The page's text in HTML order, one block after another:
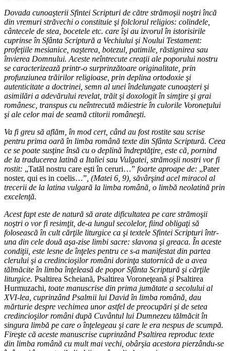
Dovada cunoaşterii Sfintei Scripturi de către strămoşii noştri încă
din vremuri străvechi o constituie şi folclorul religios: colindele,
cântecele de stea, bocetele etc. care îşi au izvorul în istorisirile
cuprinse în Sfânta Scriptură a Vechiului şi Noului Testament:
profeţiile mesianice, naşterea, botezul, patimile, răstignirea sau
învierea Domnului. Aceste neîntrecute creaţii ale poporului nostru
se caracterizează printr-o surprinzătoare originalitate, prin
profunziunea trăirilor religioase, prin deplina ortodoxie şi
autenticitate a doctrinei, semn al unei îndelungate cunoaşteri şi
asimilări a adevărului revelat, trăit şi doxologit în simţire şi grai
românesc, transpus cu neîntrecută măiestrie în culorile Voroneţului
şi ale celor mai de seamă ctitorii româneşti.
Va fi greu să aflăm, în mod cert, când au fost rostite sau scrise
pentru prima oară în limba română texte din Sfânta Scriptură. Ceea
ce se poate susţine însă cu o deplină îndreptăţire, este că, pornind
de la traducerea latină a Italiei sau Vulgatei, strămoşii nostri vor fi
rostit: „Tatăl nostru care eşti în ceruri…” foarte aproape de: „Pater
noster, qui es in coelis…” , (Matei 6, 9), săvârşind acel miracol al
trecerii de la latina vulgară la limba română, o limbă neolatină prin
excelenţă.
Acest fapt este de natură să arate dificultatea pe care strămoşii
noştri o vor fi resimţit, de-a lungul secolelor, fiind obligaţi să
folosească în cult cărţile liturgice ca şi textele Sfintei Scripturi într-
una din cele două aşa-zise limbi sacre: slavona şi greaca. În aceste
condiţii, este lesne de înţeles pentru ce s-a manifestat din partea
clerului şi a credincioşilor români dorinţa statornică de a avea
tălmăcite în limba înţeleasă de popor Sfânta Scriptură şi cărţile
liturgice. Psaltirea Scheiană, Psaltirea Voroneţeană şi Psaltirea
Hurmuzachi, toate manuscrise din prima jumătate a secolului al
XVI-lea, cuprinzând Psalmii lui David în limba română, dau
mărturie despre vechimea unor astfel de preocupări şi de setea
credincioşilor români după Cuvântul lui Dumnezeu tălmăcit în
singura limbă pe care o înţelegeau şi care le era nespus de scumpă.
Fireşte că aceste manuscrise cuprinzând Psaltirea reproduc texte
din limba română cu mult mai vechi, obârşia acestora pierzându-se